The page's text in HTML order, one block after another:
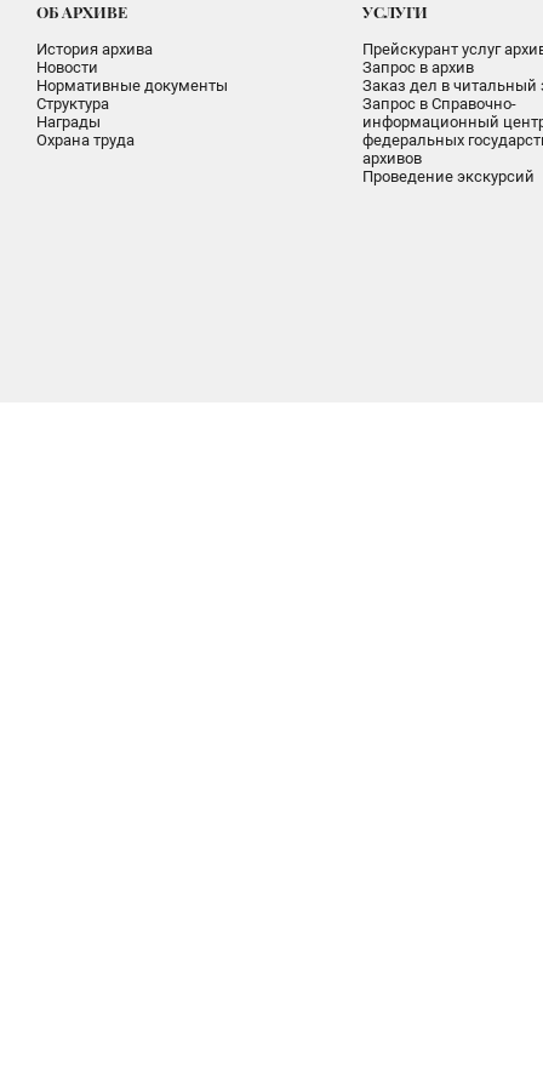
ОБ АРХИВЕ
История архива
Новости
Нормативные документы
Структура
Награды
Охрана труда
УСЛУГИ
Прейскурант услуг
Запрос в архив
Заказ дел в читальный
Запрос в Справочно-
информационный
федеральных
архивов
Проведение экскурсий